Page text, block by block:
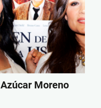
Azúcar Moreno